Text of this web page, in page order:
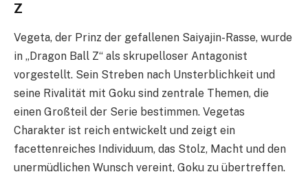
Z
Vegeta, der Prinz der gefallenen Saiyajin-Rasse, wurde
in „Dragon Ball Z“ als skrupelloser Antagonist
vorgestellt. Sein Streben nach Unsterblichkeit und
seine Rivalität mit Goku sind zentrale Themen, die
einen Großteil der Serie bestimmen. Vegetas
Charakter ist reich entwickelt und zeigt ein
facettenreiches Individuum, das Stolz, Macht und den
unermüdlichen Wunsch vereint, Goku zu übertreffen.